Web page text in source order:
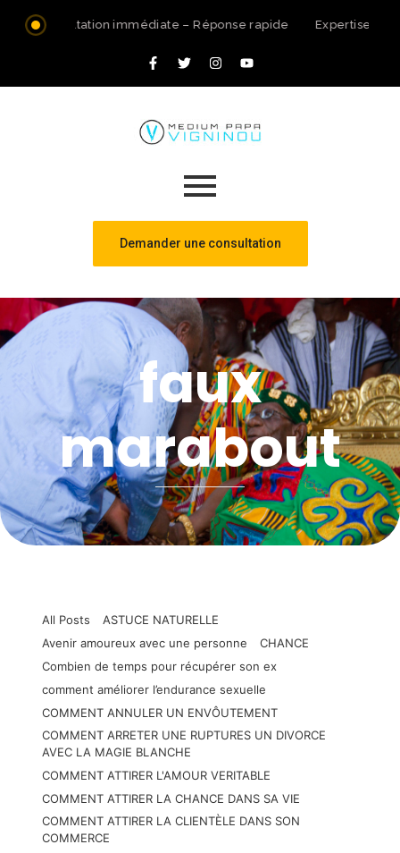
Consultation immédiate – Réponse rapide Expertise
Demander une consultation
faux
marabout
All Posts
ASTUCE NATURELLE
Avenir amoureux avec une personne
CHANCE
Combien de temps pour récupérer son ex
comment améliorer l’endurance sexuelle
COMMENT ANNULER UN ENVÔUTEMENT
COMMENT ARRETER UNE RUPTURES UN DIVORCE
AVEC LA MAGIE BLANCHE
COMMENT ATTIRER L'AMOUR VERITABLE
COMMENT ATTIRER LA CHANCE DANS SA VIE
COMMENT ATTIRER LA CLIENTÈLE DANS SON
COMMERCE